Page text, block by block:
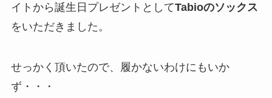
イトから誕生日プレゼントとしてTabioのソックス
をいただきました。
せっかく頂いたので、履かないわけにもいか
ず・・・